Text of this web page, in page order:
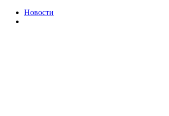
Новости